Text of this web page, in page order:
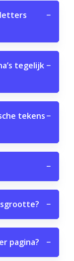
−
tegelijk −
tekens−
−
−
pagina? −